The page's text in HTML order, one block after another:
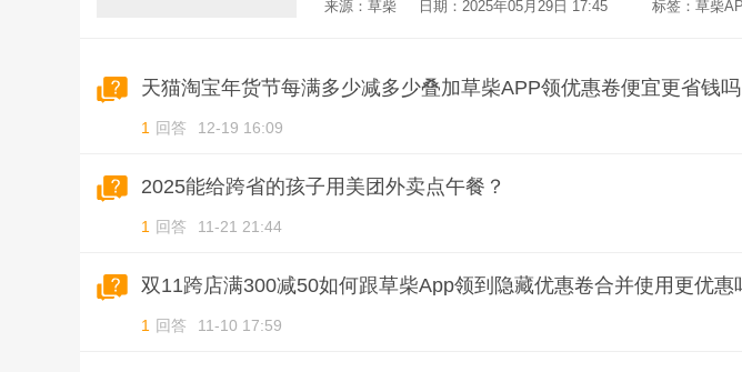
来源：草柴 日期：2025年05月29日 17:45 标签： 草柴
天猫淘宝年货节每满多少减多少叠加草柴APP领优惠卷便宜更省钱吗
1 回答 12-19 16:09
2025能给跨省的孩子用美团外卖点午餐？
1 回答 11-21 21:44
双11跨店满300减50如何跟草柴App领到隐藏优惠卷合并使用更优惠
1 回答 11-10 17:59